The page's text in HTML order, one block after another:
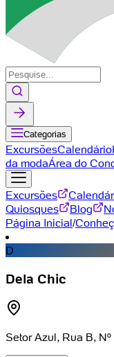
Categorias
ExcursõesCalendário
da modaÁrea do
Excursões
Quiosques
Blog
Página Inicial/
D
Dela Chic
Setor Azul, Rua B, Nº